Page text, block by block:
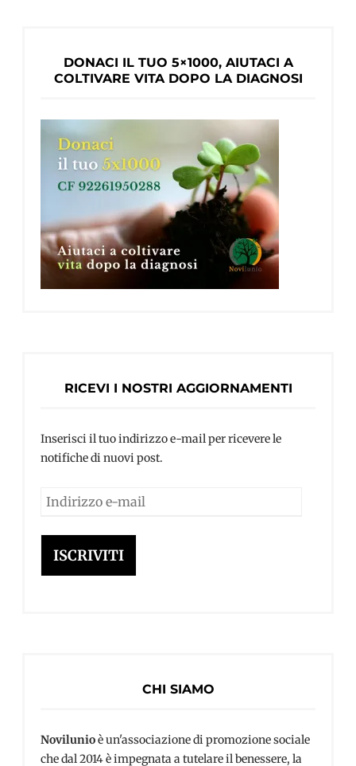
DONACI IL TUO 5×1000, AIUTACI A
COLTIVARE VITA DOPO LA DIAGNOSI
RICEVI I NOSTRI AGGIORNAMENTI
Inserisci il tuo indirizzo e-mail per ricevere le
notifiche di nuovi post.
Indirizzo
mail
ISCRIVITI
CHI SIAMO
Novilunioè un'associazione di promozione sociale
che dal 2014 è impegnata a tutelare il benessere, la